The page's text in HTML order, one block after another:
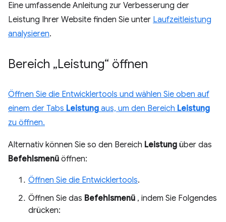
Eine umfassende Anleitung zur Verbesserung der
Leistung Ihrer Website finden Sie unter Laufzeitleistung
analysieren.
Bereich „Leistung“ öffnen
Öffnen Sie die Entwicklertools und wählen Sie oben auf
einem der Tabs Leistung aus, um den Bereich Leistung
zu öffnen.
Alternativ können Sie so den Bereich Leistung über das
Befehlsmenü öffnen:
Öffnen Sie die Entwicklertools.
Öffnen Sie das Befehlsmenü , indem Sie Folgendes
drücken: